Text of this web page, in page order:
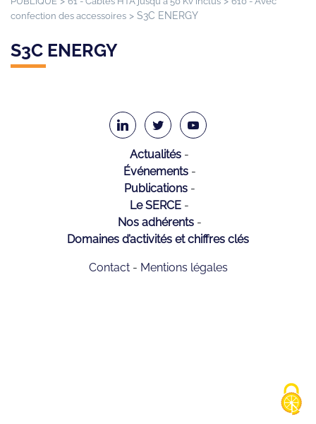
confection des accessoires > S3C ENERGY
S3C ENERGY
Actualités
Événements
Publications
Le SERCE
Nos adhérents
Domaines d’activités et chiffres clés
Contact Mentions légales